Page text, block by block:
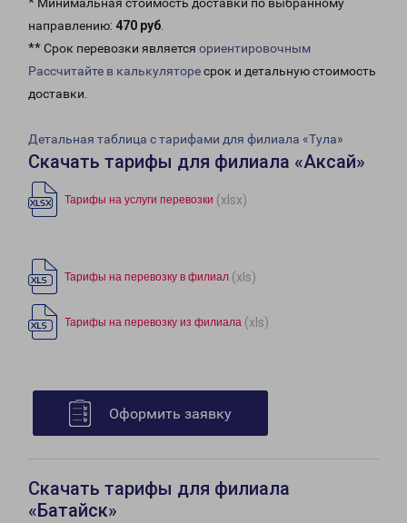
* Минимальная стоимость доставки по выбранному
направлению: 470 руб.
** Срок перевозки является ориентировочным
Рассчитайте в калькуляторесрок и детальную стоимость
доставки.
Детальная таблица с тарифами для филиала «Тула»
Скачать тарифы для филиала «Аксай»
Тарифы на услуги перевозки (xlsx)
Тарифы на перевозку в филиал (xls)
Тарифы на перевозку из филиала (xls)
Оформить заявку
Скачать тарифы для филиала
«Батайск»